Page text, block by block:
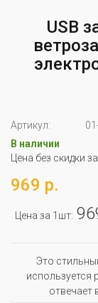
USB
Артикул:
В наличии
Цена без скидки
969 р.
Цена за 1шт:
Это
используется
отвечает